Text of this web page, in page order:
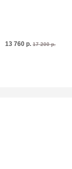
13 760 р. 17 200 р.